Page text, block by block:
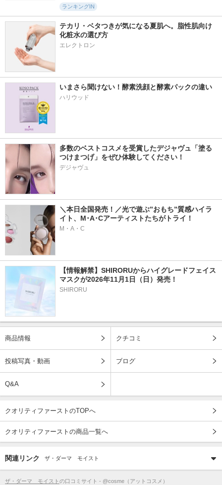
ランキングIN
テカリ・ベタつきが気になる夏肌へ。脂性肌向け
化粧水の選び方
エレクトロン
いまさら聞けない！酵素洗顔と酵素パックの違い
ハリウッド
多数のベストコスメを受賞したデジャヴュ「塗る
つけまつげ」をぜひ体験してください！
デジャヴュ
＼本日全国発売！／光で遊ぶ”おもち”質感ハイラ
イト、M･A･Cアーティストたちがトライ！
M・A・C
【情報解禁】SHIRORUからハイグレードフェイス
マスクが2026年11月1日（日）発売！
SHIRORU
商品情報 クチコミ
投稿写真・動画 ブログ
Q&A
クオリティファーストのTOPへ
クオリティファーストの商品一覧へ
関連リンク ザ・ダーマ モイスト
ザ・ダーマ モイスト の口コミサイト - @cosme（アットコスメ）